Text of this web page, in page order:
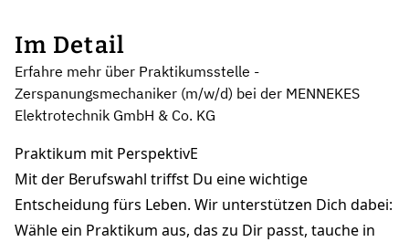
Im Detail
Erfahre mehr über Praktikumsstelle -
Zerspanungsmechaniker (m/w/d) bei der MENNEKES
Elektrotechnik GmbH & Co. KG
Praktikum mit PerspektivE
Mit der Berufswahl triffst Du eine wichtige
Entscheidung fürs Leben. Wir unterstützen Dich dabei:
Wähle ein Praktikum aus, das zu Dir passt, tauche in